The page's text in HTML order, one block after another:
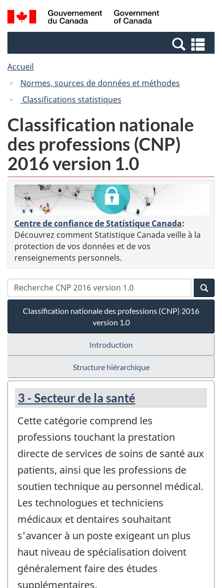
Passer
au
Passer
à
Canada
Recherche
et
et
Accueil
Normes, sources de données et méthodes
Classifications statistiques
Classification nationale
des professions (CNP)
2016 version 1.0
Centre de confiance de Statistique Canada:
Découvrez comment Statistique Canada veille à la
protection de vos données et de vos
renseignements personnels.
Classification nationale des professions (CNP) 2016
version 1.0
Introduction
Structure hiérarchique
3 - Secteur de la santé
Cette catégorie comprend les
professions touchant la prestation
directe de services de soins de santé aux
patients, ainsi que les professions de
soutien technique au personnel médical.
Les technologues et techniciens
médicaux et dentaires souhaitant
s'avancer à un poste exigeant un plus
haut niveau de spécialisation doivent
généralement faire des études
supplémentaires.